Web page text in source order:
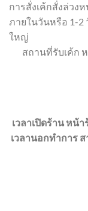
การสั่งเค้กสั่งล่วง
ภายในวันหรือ 1-2
ใหญ่
สถานที่รับเค้ก
เวลาเปิดร้าน หน้
เวลานอกทำการ